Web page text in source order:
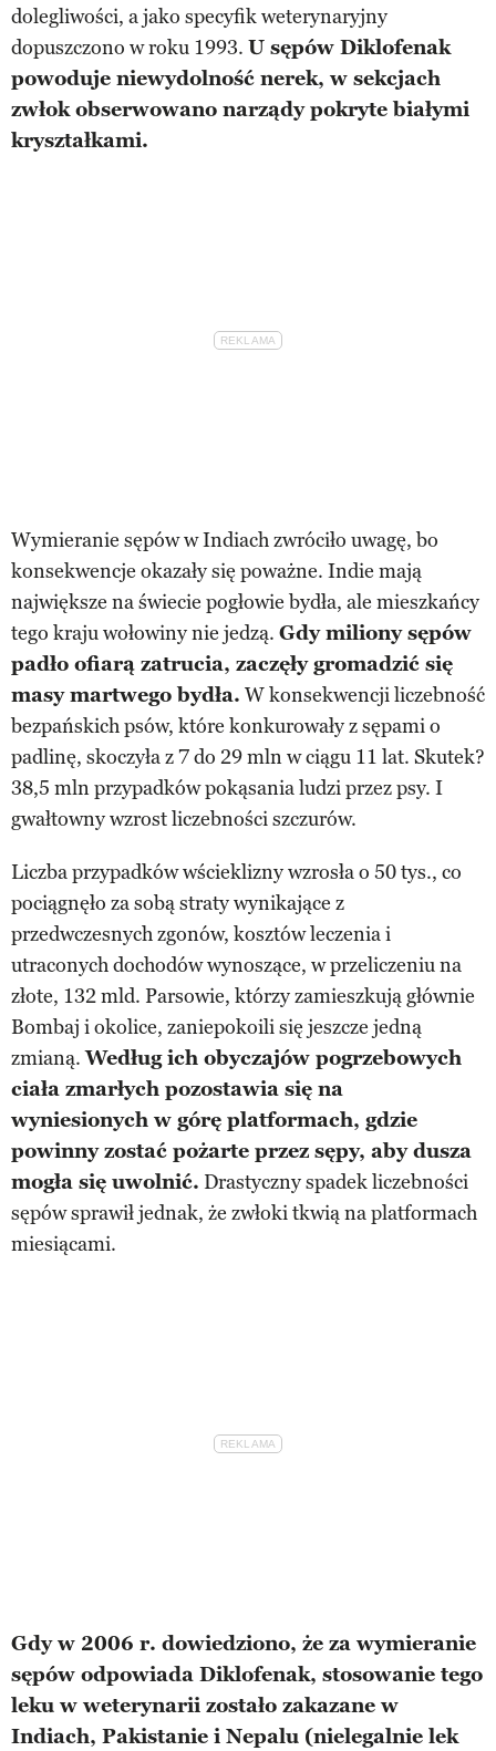
dolegliwości, a jako specyfik weterynaryjny
dopuszczono w roku 1993. U sępów Diklofenak
powoduje niewydolność nerek, w sekcjach
zwłok obserwowano narządy pokryte białymi
kryształkami.
Wymieranie sępów w Indiach zwróciło uwagę, bo
konsekwencje okazały się poważne. Indie mają
największe na świecie pogłowie bydła, ale mieszkańcy
tego kraju wołowiny nie jedzą. Gdy miliony sępów
padło ofiarą zatrucia, zaczęły gromadzić się
masy martwego bydła. W konsekwencji liczebność
bezpańskich psów, które konkurowały z sępami o
padlinę, skoczyła z 7 do 29 mln w ciągu 11 lat. Skutek?
38,5 mln przypadków pokąsania ludzi przez psy. I
gwałtowny wzrost liczebności szczurów.
Liczba przypadków wścieklizny wzrosła o 50 tys., co
pociągnęło za sobą straty wynikające z
przedwczesnych zgonów, kosztów leczenia i
utraconych dochodów wynoszące, w przeliczeniu na
złote, 132 mld. Parsowie, którzy zamieszkują głównie
Bombaj i okolice, zaniepokoili się jeszcze jedną
zmianą.Według ich obyczajów pogrzebowych
ciała zmarłych pozostawia się na
wyniesionych w górę platformach, gdzie
powinny zostać pożarte przez sępy, aby dusza
mogła się uwolnić. Drastyczny spadek liczebności
sępów sprawił jednak, że zwłoki tkwią na platformach
miesiącami.
Gdy w 2006 r. dowiedziono, że za wymieranie
sępów odpowiada Diklofenak, stosowanie tego
leku w weterynarii zostało zakazane w
Indiach, Pakistanie i Nepalu (nielegalnie lek